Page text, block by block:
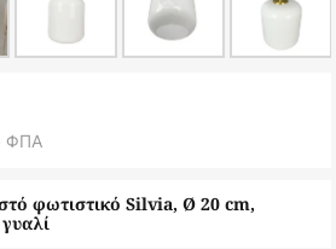
φωτιστικό Silvia, Ø 20 cm,
ΦΠΑ